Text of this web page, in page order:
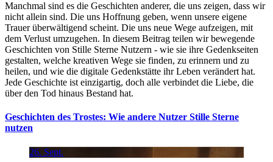
Manchmal sind es die Geschichten anderer, die uns zeigen, dass wir
nicht allein sind. Die uns Hoffnung geben, wenn unsere eigene
Trauer überwältigend scheint. Die uns neue Wege aufzeigen, mit
dem Verlust umzugehen. In diesem Beitrag teilen wir bewegende
Geschichten von Stille Sterne Nutzern - wie sie ihre Gedenkseiten
gestalten, welche kreativen Wege sie finden, zu erinnern und zu
heilen, und wie die digitale Gedenkstätte ihr Leben verändert hat.
Jede Geschichte ist einzigartig, doch alle verbindet die Liebe, die
über den Tod hinaus Bestand hat.
Geschichten des Trostes: Wie andere Nutzer Stille Sterne
nutzen
26. Sept.